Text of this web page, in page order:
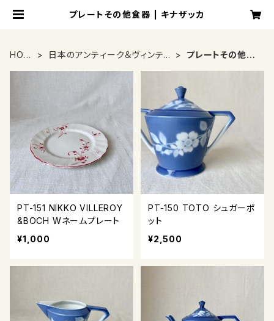
プレートその他食器 | キナザッカ
HOM
日本のアンティーク＆ヴィンテ
プレートその他食
PT-151 NIKKO VILLEROY
&BOCH Wネームプレート
¥1,000
PT-150 TOTO シュガーポ
ット
¥2,500